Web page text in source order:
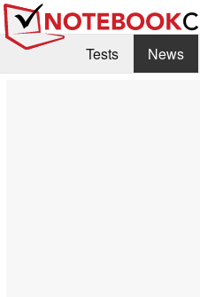
Tests News